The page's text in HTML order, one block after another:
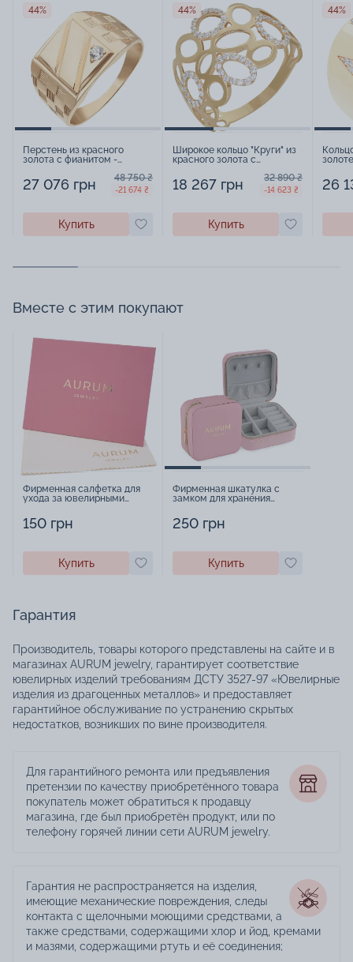
44%
Перстень из красного
золота с фианитом -
27 076 грн 48 750 ₴
-21 674 ₴
Купить
44%
Широкое кольцо "Круги" из
красного золота с
18 267 грн 32 890 ₴
-14 623 ₴
Купить
44%
26
Вместе с этим покупают
Фирменная салфетка для
ухода за ювелирными
150 грн
Купить
Фирменная шкатулка с
замком для хранения
250 грн
Купить
Гарантия
Производитель, товары которого представлены на сайте и в
магазинах AURUM jewelry, гарантирует соответствие
ювелирных изделий требованиям ДСТУ 3527-97 «Ювелирные
изделия из драгоценных металлов» и предоставляет
гарантийное обслуживание по устранению скрытых
недостатков, возникших по вине производителя.
Для гарантийного ремонта или предъявления
претензии по качеству приобретённого товара
покупатель может обратиться к продавцу
магазина, где был приобретён продукт, или по
телефону горячей линии сети AURUM jewelry.
Гарантия не распространяется на изделия,
имеющие механические повреждения, следы
контакта с щелочными моющими средствами, а
также средствами, содержащими хлор и йод, кремами
и мазями, содержащими ртуть и её соединения;